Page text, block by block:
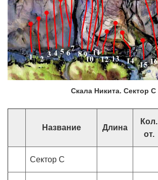
Скала Никита. Сектор С
Название Длина
Кол.
от.
Сектор С